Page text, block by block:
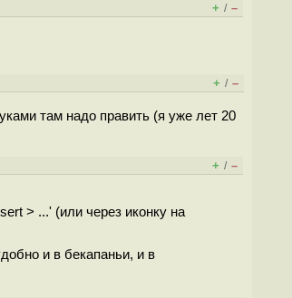
+ / –
+ / –
там надо править (я уже лет 20
+ / –
> ...' (или через иконку на
и в бекапаньи, и в